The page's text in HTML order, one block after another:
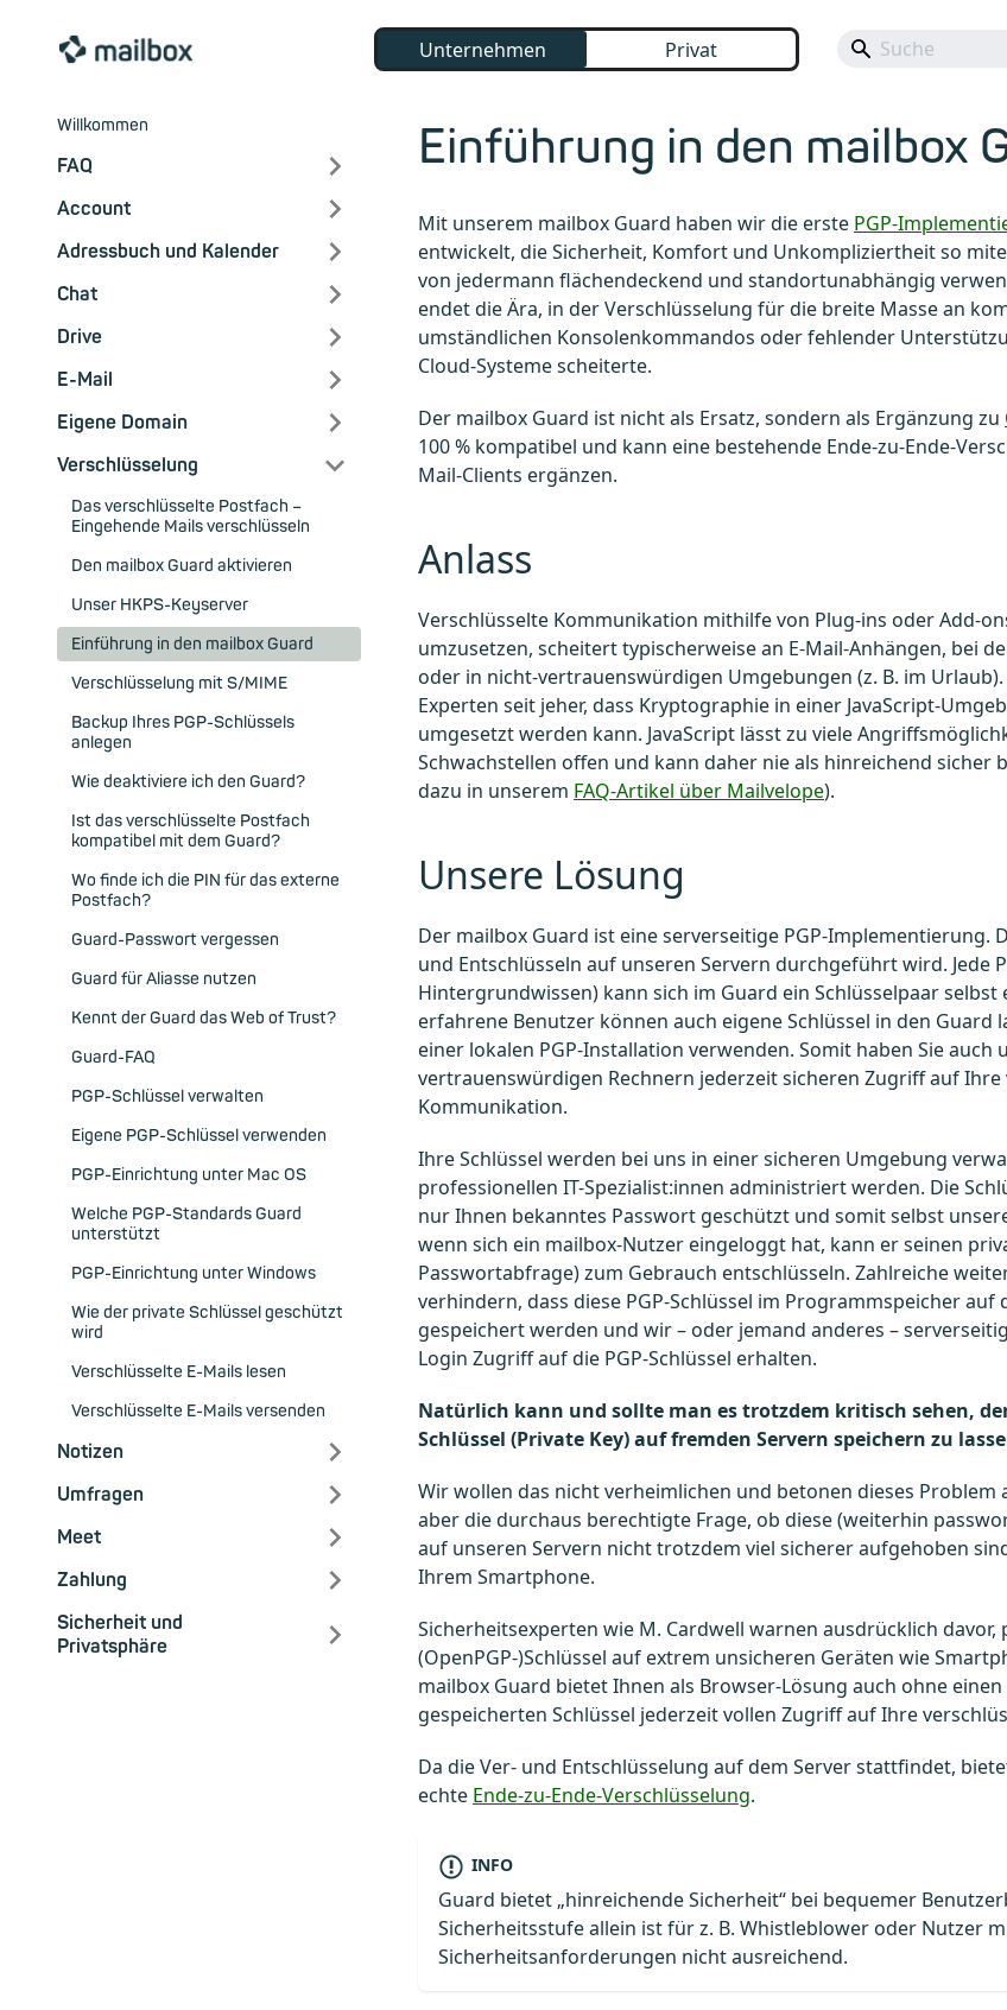
Unternehmen Privat
Willkommen
FAQ
Account
Adressbuch und Kalender
Chat
Drive
E-Mail
Eigene Domain
Verschlüsselung
Das verschlüsselte Postfach –
Eingehende Mails verschlüsseln
Den mailbox Guard aktivieren
Unser HKPS-Keyserver
Einführung in den mailbox Guard
Verschlüsselung mit S/MIME
Backup Ihres PGP-Schlüssels
anlegen
Wie deaktiviere ich den Guard?
Ist das verschlüsselte Postfach
kompatibel mit dem Guard?
Wo finde ich die PIN für das externe
Postfach?
Guard-Passwort vergessen
Guard für Aliasse nutzen
Kennt der Guard das Web of Trust?
Guard-FAQ
PGP-Schlüssel verwalten
Eigene PGP-Schlüssel verwenden
PGP-Einrichtung unter Mac OS
Welche PGP-Standards Guard
unterstützt
PGP-Einrichtung unter Windows
Wie der private Schlüssel geschützt
wird
Verschlüsselte E-Mails lesen
Verschlüsselte E-Mails versenden
Notizen
Umfragen
Meet
Zahlung
Sicherheit und
Privatsphäre
Einführung in den mailbox
Mit unserem mailbox Guard haben wir die erste PGP-
entwickelt, die Sicherheit, Komfort und Unkompliziertheit so
von jedermann flächendeckend und standortunabhängig
endet die Ära, in der Verschlüsselung für die breite Masse an
umständlichen Konsolenkommandos oder fehlender
Cloud-Systeme scheiterte.
Der mailbox Guard ist nicht als Ersatz, sondern als Ergänzung zu
100 % kompatibel und kann eine bestehende Ende-zu-Ende-
Mail-Clients ergänzen.
Anlass
Verschlüsselte Kommunikation mithilfe von Plug-ins oder Add-
umzusetzen, scheitert typischerweise an E-Mail-Anhängen, bei
oder in nicht-vertrauenswürdigen Umgebungen (z. B. im
Experten seit jeher, dass Kryptographie in einer JavaScript-
umgesetzt werden kann. JavaScript lässt zu viele
Schwachstellen offen und kann daher nie als hinreichend sicher
dazu in unserem FAQ-Artikel über Mailvelope).
Unsere Lösung
Der mailbox Guard ist eine serverseitige PGP-Implementierung.
und Entschlüsseln auf unseren Servern durchgeführt wird. Jede
Hintergrundwissen) kann sich im Guard ein Schlüsselpaar selbst
erfahrene Benutzer können auch eigene Schlüssel in den Guard
einer lokalen PGP-Installation verwenden. Somit haben Sie auch
vertrauenswürdigen Rechnern jederzeit sicheren Zugriff auf Ihre
Kommunikation.
Ihre Schlüssel werden bei uns in einer sicheren Umgebung
professionellen IT-Spezialist:innen administriert werden. Die
nur Ihnen bekanntes Passwort geschützt und somit selbst
wenn sich ein mailbox-Nutzer eingeloggt hat, kann er seinen
Passwortabfrage) zum Gebrauch entschlüsseln. Zahlreiche
verhindern, dass diese PGP-Schlüssel im Programmspeicher auf
gespeichert werden und wir – oder jemand anderes –
Login Zugriff auf die PGP-Schlüssel erhalten.
Natürlich kann und sollte man es trotzdem kritisch sehen,
Schlüssel (Private Key) auf fremden Servern speichern zu
Wir wollen das nicht verheimlichen und betonen dieses Problem
aber die durchaus berechtigte Frage, ob diese (weiterhin
auf unseren Servern nicht trotzdem viel sicherer aufgehoben
Ihrem Smartphone.
Sicherheitsexperten wie M. Cardwell warnen ausdrücklich davor,
(OpenPGP-)Schlüssel auf extrem unsicheren Geräten wie
mailbox Guard bietet Ihnen als Browser-Lösung auch ohne
gespeicherten Schlüssel jederzeit vollen Zugriff auf Ihre
Da die Ver- und Entschlüsselung auf dem Server stattfindet,
echte Ende-zu-Ende-Verschlüsselung.
INFO
Guard bietet „hinreichende Sicherheit“ bei bequemer
Sicherheitsstufe allein ist für z. B. Whistleblower oder Nutzer
Sicherheitsanforderungen nicht ausreichend.